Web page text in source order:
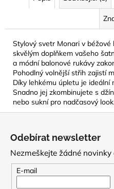
Stylový svetr Monari v béžové
skvělým doplňkem vašeho
a módní balonové rukávy
Pohodlný volnější střih zajistí
Díky lehkému úpletu je ideální
Snadno jej zkombinujete s
nebo sukní pro nadčasový
Odebírat newsletter
Nezmeškejte žádné novinky
E-mail